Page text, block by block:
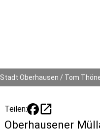
Stadt Oberhausen / Tom
Teilen: open_in_new
Oberhausener